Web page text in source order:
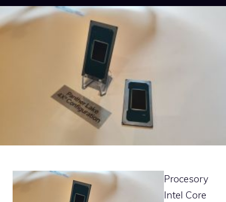
Procesory
Intel Core